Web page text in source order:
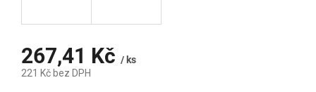
267,41 Kč / ks
221 Kč bez DPH